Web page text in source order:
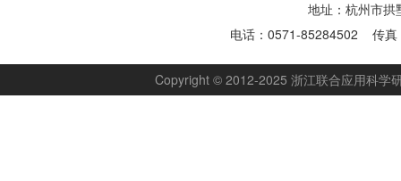
地址：杭州市拱
电话：0571-85284502 传
Copyright © 2012-2025 浙江联合应用科